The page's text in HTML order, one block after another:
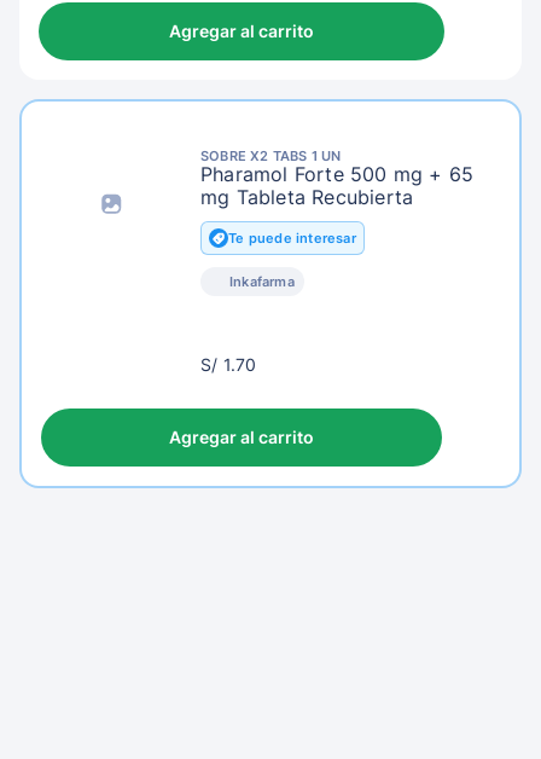
Agregar al carrito
SOBRE X2 TABS 1 UN
Pharamol Forte 500 mg + 65
mg Tableta Recubierta
Te puede interesar
Inkafarma
S/
S/ 1.70
Agregar al carrito